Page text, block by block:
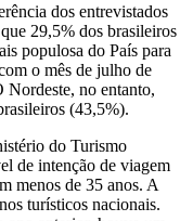
dos entrevistados
29,5% dos brasileiros
populosa do País para
o mês de julho de
Nordeste, no entanto,
(43,5%).
do Turismo
de intenção de viagem
menos de 35 anos. A
turísticos nacionais.